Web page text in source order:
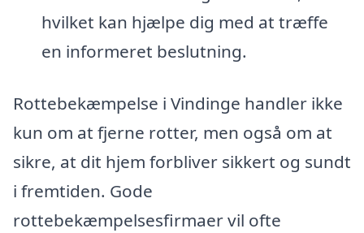
hvilket kan hjælpe dig med at træffe
en informeret beslutning.
Rottebekæmpelse i Vindinge handler ikke
kun om at fjerne rotter, men også om at
sikre, at dit hjem forbliver sikkert og sundt
i fremtiden. Gode
rottebekæmpelsesfirmaer vil ofte